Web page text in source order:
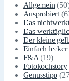
Allgemein (50)
Ausprobiert
Das
Das
Der kleine
Einfach lecker
F&A (19)
Fotokochstory
Genusstipp